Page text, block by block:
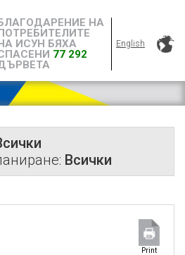
НА
ИСУН БЯХА
77 292
English
Всички
Print